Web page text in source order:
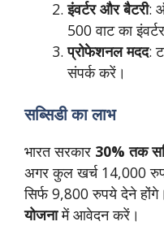
इंवर्टर और बैटरी:
500 वाट का
प्रोफेशनल मदद:
संपर्क करें।
सब्सिडी का लाभ
भारत सरकार 30% तक
अगर कुल खर्च 14,000
सिर्फ 9,800 रुपये देने
योजनामें आवेदन करें।